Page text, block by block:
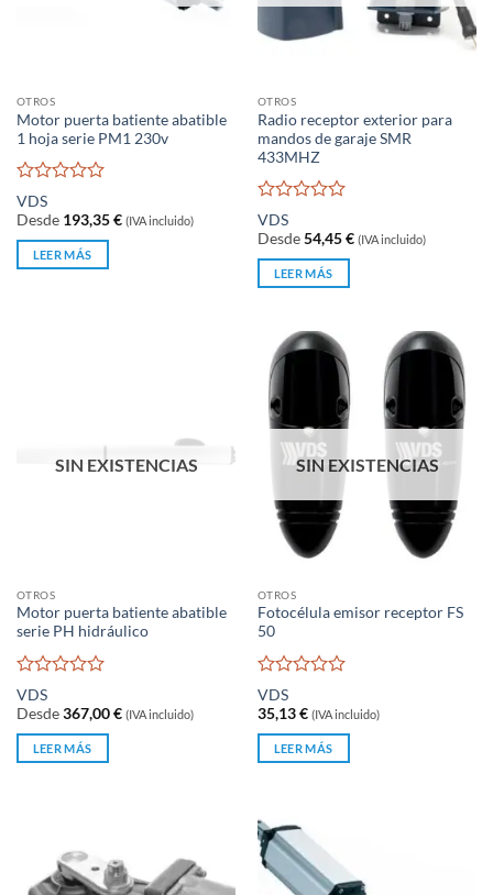
OTROS
Motor puerta batiente abatible
1 hoja serie PM1 230v
Valorado
con
0
5
VDS
Desde 193,35€ (IVA incluido)
LEER MÁS
OTROS
Radio receptor exterior para
mandos de garaje SMR
433MHZ
Valorado
con
0
5
VDS
Desde 54,45€ (IVA incluido)
LEER MÁS
SIN EXISTENCIAS
OTROS
Motor puerta batiente abatible
serie PH hidráulico
Valorado
con
0
5
VDS
Desde 367,00€ (IVA incluido)
LEER MÁS
SIN EXISTENCIAS
OTROS
Fotocélula emisor receptor FS
50
Valorado
con
0
5
VDS
35,13€ (IVA incluido)
LEER MÁS